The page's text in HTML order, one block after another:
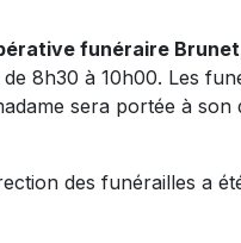
funéraire
8h30 à 10h00. Les
sera portée à
des funérailles a